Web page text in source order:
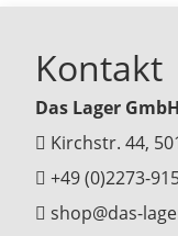
Kontakt
Das Lager GmbH
Kirchstr. 44,
+49 (0)2273-
shop@das-